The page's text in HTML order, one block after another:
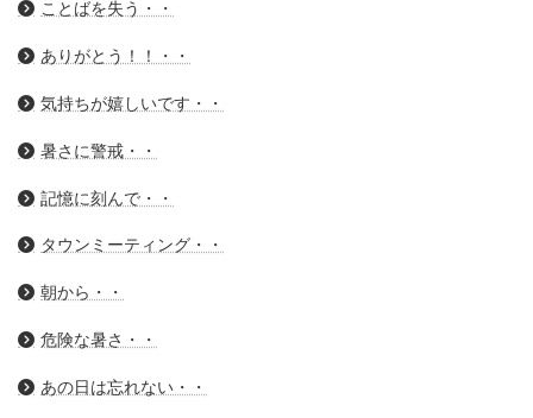
ことばを失う・・
ありがとう！！・・
気持ちが嬉しいです・・
暑さに警戒・・
記憶に刻んで・・
タウンミーティング・・
朝から・・
危険な暑さ・・
あの日は忘れない・・